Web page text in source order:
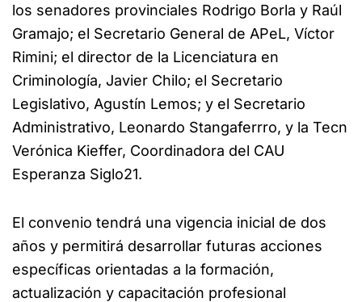
los senadores provinciales Rodrigo Borla y Raúl
Gramajo; el Secretario General de APeL, Víctor
Rimini; el director de la Licenciatura en
Criminología, Javier Chilo; el Secretario
Legislativo, Agustín Lemos; y el Secretario
Administrativo, Leonardo Stangaferrro, y la Tecn
Verónica Kieffer, Coordinadora del CAU
Esperanza Siglo21.
El convenio tendrá una vigencia inicial de dos
años y permitirá desarrollar futuras acciones
específicas orientadas a la formación,
actualización y capacitación profesional